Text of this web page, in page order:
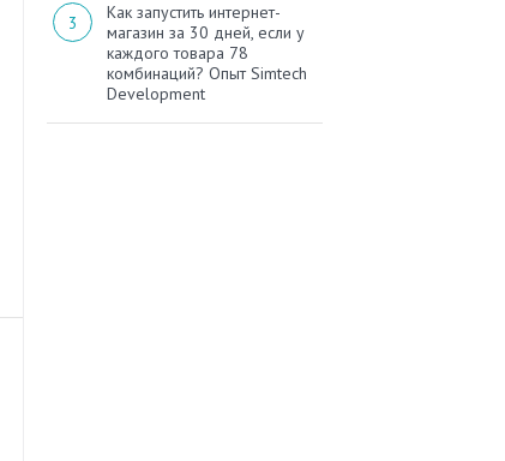
Как запустить интернет-
магазин за 30 дней, если у
каждого товара 78
комбинаций? Опыт Simtech
Development